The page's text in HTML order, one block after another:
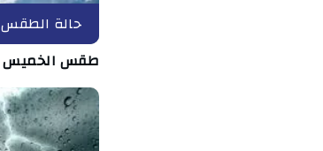
حالة الطقس
طقس الخميس 6 أوت 2026/ الحرارة بين 32 و44